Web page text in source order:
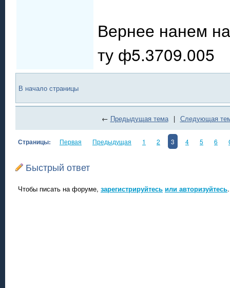
Вернее нанем
ту ф5.3709.005
В начало страницы
← Предыдущая тема | Следующая
Страницы: Первая Предыдущая 1 2 3 4 5 6
Быстрый ответ
Чтобы писать на форуме, зарегистрируйтесь или авторизуйтесь.